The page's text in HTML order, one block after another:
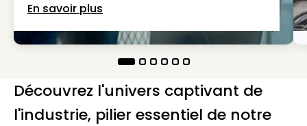
En savoir plus
Découvrez l'univers captivant de
l'industrie, pilier essentiel de notre